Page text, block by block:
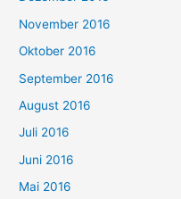
November 2016
Oktober 2016
September 2016
August 2016
Juli 2016
Juni 2016
Mai 2016